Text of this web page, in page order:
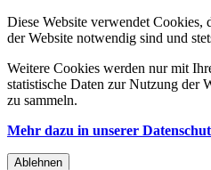
Diese Website verwendet Cookies,
der Website notwendig sind und
Weitere Cookies werden nur mit
statistische Daten zur Nutzung der
zu sammeln.
Mehr dazu in unserer
Ablehnen